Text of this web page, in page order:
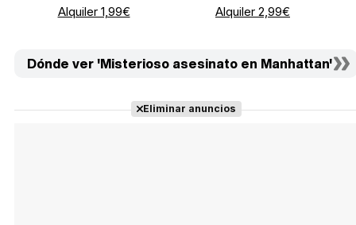
Alquiler 1,99€ Alquiler 2,99€
Dónde ver 'Misterioso asesinato en Manhattan'
Eliminar anuncios